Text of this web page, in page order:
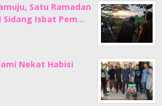
Satu Ramadan
Sidang Isbat Pem…
Nekat Habisi